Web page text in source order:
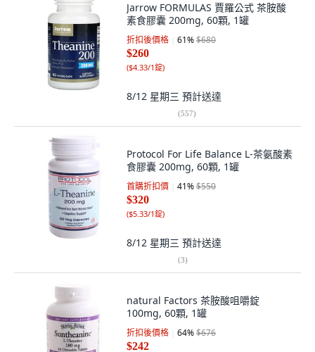
Jarrow FORMULAS 賈羅公式 茶胺酸
素食膠囊 200mg, 60顆, 1罐
折扣後價格 61%$680
$260
($4.33/1錠)
8/12 星期三 預計送達
(557)
Protocol For Life Balance L-茶氨酸素
食膠囊 200mg, 60顆, 1罐
首購折扣價 41%$550
$320
($5.33/1錠)
8/12 星期三 預計送達
(3)
natural Factors 茶胺酸咀嚼錠
100mg, 60顆, 1罐
折扣後價格 64%$676
$242